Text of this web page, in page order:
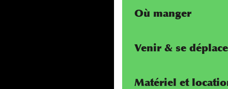
Où manger
Venir & se
Matériel et